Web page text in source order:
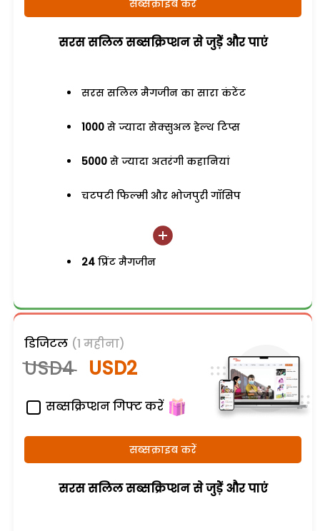
सब्सक्राइब करें
सरस सलिल सब्सक्रिप्शन से जुड़ेें और पाएं
सरस सलिल मैगजीन का सारा कंटेंट
1000 से ज्यादा सेक्सुअल हेल्थ टिप्स
5000 से ज्यादा अतरंगी कहानियां
चटपटी फिल्मी और भोजपुरी गॉसिप
24 प्रिंट मैगजीन
डिजिटल (1 महीना)
USD4 USD2
सब्सक्रिप्शन गिफ्ट करें
सब्सक्राइब करें
सरस सलिल सब्सक्रिप्शन से जुड़ेें और पाएं